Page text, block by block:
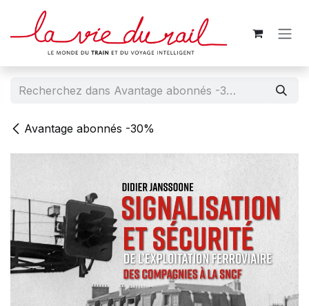
Se rendre au contenu
Avantage abonnés -30%